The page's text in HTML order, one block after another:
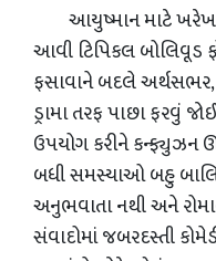
આયુષ્માન માટે
આવી ટિપિકલ બોલિવૂડ
ફસાવાને બદલે
ડ્રામા તરફ પાછા ફરવું
ઉપયોગ કરીને કન્ફ્યુઝન
બધી સમસ્યાઓ બહુ
અનુભવાતા નથી અને
સંવાદોમાં જબરદસ્તી